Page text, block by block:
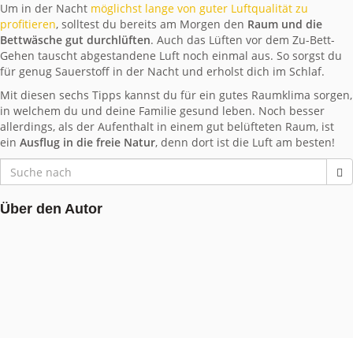
Um in der Nacht möglichst lange von guter Luftqualität zu
profitieren, solltest du bereits am Morgen den Raum und die
Bettwäsche gut durchlüften. Auch das Lüften vor dem Zu-Bett-
Gehen tauscht abgestandene Luft noch einmal aus. So sorgst du
für genug Sauerstoff in der Nacht und erholst dich im Schlaf.
Mit diesen sechs Tipps kannst du für ein gutes Raumklima sorgen,
in welchem du und deine Familie gesund leben. Noch besser
allerdings, als der Aufenthalt in einem gut belüfteten Raum, ist
ein Ausflug in die freie Natur, denn dort ist die Luft am besten!
Über den Autor